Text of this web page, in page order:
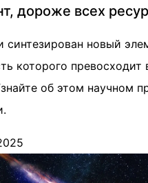
дороже всех
синтезирован новый
которого превосходит
об этом научном